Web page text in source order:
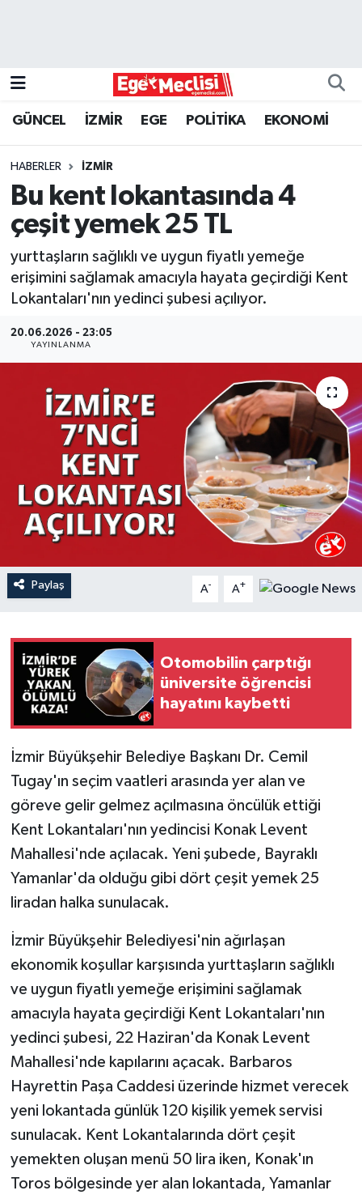
GÜNCEL İZMİR EGE POLİTİKA EKONOMİ
HABERLER İZMİR
Bu kent lokantasında 4
çeşit yemek 25 TL
yurttaşların sağlıklı ve uygun fiyatlı yemeğe
erişimini sağlamak amacıyla hayata geçirdiği Kent
Lokantaları'nın yedinci şubesi açılıyor.
20.06.2026 - 23:05
YAYINLANMA
Paylaş A- A+
Otomobilin çarptığı
üniversite öğrencisi
hayatını kaybetti
İzmir Büyükşehir Belediye Başkanı Dr. Cemil
Tugay'ın seçim vaatleri arasında yer alan ve
göreve gelir gelmez açılmasına öncülük ettiği
Kent Lokantaları'nın yedincisi Konak Levent
Mahallesi'nde açılacak. Yeni şubede, Bayraklı
Yamanlar'da olduğu gibi dört çeşit yemek 25
liradan halka sunulacak.
İzmir Büyükşehir Belediyesi'nin ağırlaşan
ekonomik koşullar karşısında yurttaşların sağlıklı
ve uygun fiyatlı yemeğe erişimini sağlamak
amacıyla hayata geçirdiği Kent Lokantaları'nın
yedinci şubesi, 22 Haziran'da Konak Levent
Mahallesi'nde kapılarını açacak. Barbaros
Hayrettin Paşa Caddesi üzerinde hizmet verecek
yeni lokantada günlük 120 kişilik yemek servisi
sunulacak. Kent Lokantalarında dört çeşit
yemekten oluşan menü 50 lira iken, Konak'ın
Toros bölgesinde yer alan lokantada, Yamanlar
GÜNCEL
İZMİR
ÖZEL HABER
POLİTİKA
Programlar
SPOR
YAŞAM